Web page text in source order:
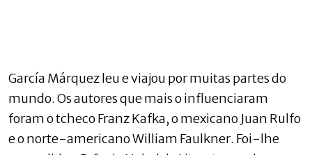
García Márquez leu e viajou por muitas partes do
mundo. Os autores que mais o influenciaram
foram o tcheco Franz Kafka, o mexicano Juan Rulfo
e o norte-americano William Faulkner. Foi-lhe